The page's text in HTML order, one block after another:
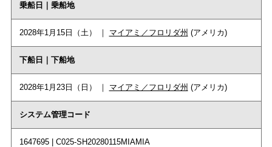
乗船日｜乗船地
2028年1月15日（土） ｜ マイアミ／フロリダ州 (アメリカ)
下船日｜下船地
2028年1月23日（日） ｜ マイアミ／フロリダ州 (アメリカ)
システム管理コード
1647695 | C025-SH20280115MIAMIA